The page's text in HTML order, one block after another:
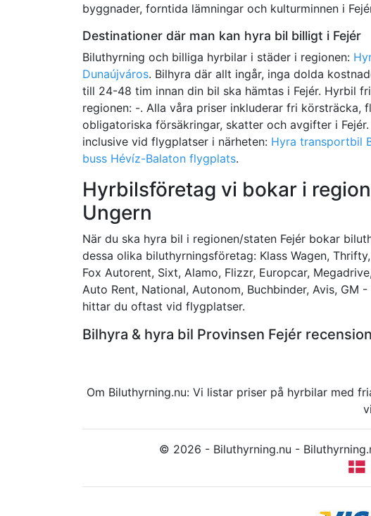
byggnader, forntida lämningar och kulturminnen i
Destinationer där man kan hyra bil billigt i Fejér
Biluthyrning och billiga hyrbilar i städer i regionen:
Dunaújváros. Bilhyra där allt ingår, inga dolda
till 24-48 tim innan din bil ska hämtas i Fejér. Hyrbil
regionen: -. Alla våra priser inkluderar fri körsträcka,
obligatoriska försäkringar, skatter och avgifter i
inclusive vid flygplatser i närheten: Hyra transportbil
buss Hévíz-Balaton flygplats.
Hyrbilsföretag vi bokar i
Ungern
När du ska hyra bil i regionen/staten Fejér bokar
dessa olika biluthyrningsföretag: Klass Wagen,
Fox Autorent, Sixt, Alamo, Flizzr, Europcar,
Auto Rent, National, Autonom, Buchbinder, Avis, GM
hittar du oftast vid flygplatser.
Bilhyra & hyra bil Provinsen Fejér
Om Biluthyrning.nu: Vi listar priser på hyrbilar med
© 2026 - Biluthyrning.nu -